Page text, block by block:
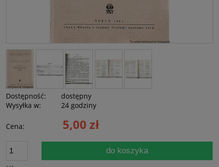
Dostępność:
dostępny
Wysyłka w:
24 godziny
Cena: 5,00 zł
do koszyka